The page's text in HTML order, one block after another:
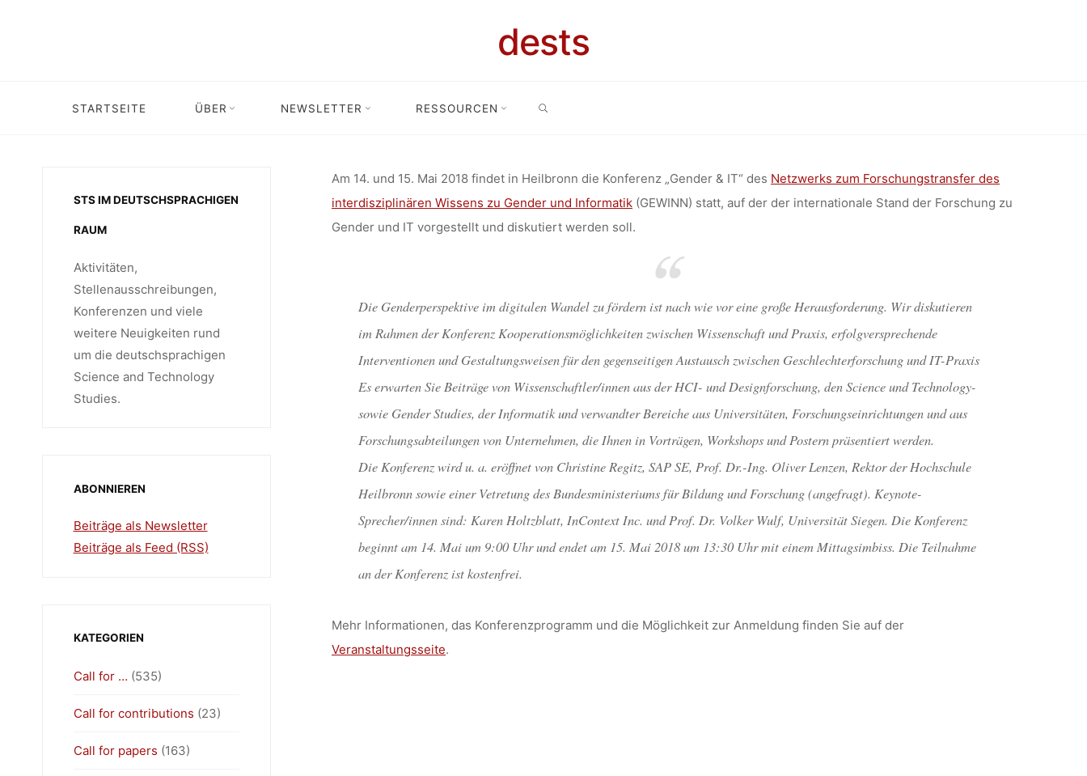
dests
STARTSEITE ÜBER NEWSLETTER RESSOURCEN
VERANSTALTUNG: KONFERENZ
„GENDER & IT“ (14.–15.05.2018,
HEILBRONN)
HomeVeranstaltung Veranstaltung: Konferenz „Gender & IT“ (14.–15.05.2018, Heilbronn)
Am 14. und 15. Mai 2018 findet in Heilbronn die Konferenz „Gender & IT“ des Netzwerks zum Forschungstransfer des
interdisziplinären Wissens zu Gender und Informatik(GEWINN) statt, auf der der internationale Stand der Forschung zu
Gender und IT vorgestellt und diskutiert werden soll.
Die Genderperspektive im digitalen Wandel zu fördern ist nach wie vor eine große Herausforderung. Wir diskutieren
im Rahmen der Konferenz Kooperationsmöglichkeiten zwischen Wissenschaft und Praxis, erfolgversprechende
Interventionen und Gestaltungsweisen für den gegenseitigen Austausch zwischen Geschlechterforschung und IT-Praxis
Es erwarten Sie Beiträge von Wissenschaftler/innen aus der HCI- und Designforschung, den Science und Technology-
sowie Gender Studies, der Informatik und verwandter Bereiche aus Universitäten, Forschungseinrichtungen und aus
Forschungsabteilungen von Unternehmen, die Ihnen in Vorträgen, Workshops und Postern präsentiert werden.
Die Konferenz wird u. a. eröffnet von Christine Regitz, SAP SE, Prof. Dr.-Ing. Oliver Lenzen, Rektor der Hochschule
Heilbronn sowie einer Vetretung des Bundesministeriums für Bildung und Forschung (angefragt). Keynote-
Sprecher/innen sind: Karen Holtzblatt, InContext Inc. und Prof. Dr. Volker Wulf, Universität Siegen. Die Konferenz
beginnt am 14. Mai um 9:00 Uhr und endet am 15. Mai 2018 um 13:30 Uhr mit einem Mittagsimbiss. Die Teilnahme
an der Konferenz ist kostenfrei.
Mehr Informationen, das Konferenzprogramm und die Möglichkeit zur Anmeldung finden Sie auf der
Veranstaltungsseite.
STS IM DEUTSCHSPRACHIGEN
RAUM
Aktivitäten,
Stellenausschreibungen,
Konferenzen und viele
weitere Neuigkeiten rund
um die deutschsprachigen
Science and Technology
Studies.
ABONNIEREN
Beiträge als Newsletter
Beiträge als Feed (RSS)
KATEGORIEN
Call for … (535)
Call for contributions (23)
Call for papers (163)